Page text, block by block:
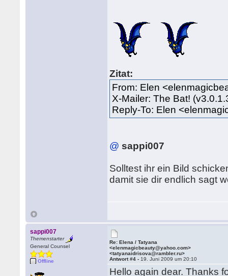
Zitat:
From: Elen
X-Mailer: The Bat!
Reply-To: Elen
@ sappi007
Solltest ihr ein Bild
damit sie dir endlich sagt
sappi007
Themenstarter
General Counsel
Offline
Re: Elena / Tatyana
<elenmagicbeauty@yahoo.com>
<tatyanaidrisova@rambler.ru>
Antwort #4 - 19. Juni 2009 um 20:10
Hello again dear. Thanks